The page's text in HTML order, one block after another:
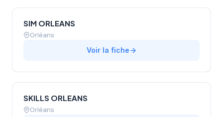
SIM ORLEANS
Orléans
Voir la fiche
SKILLS ORLEANS
Orléans